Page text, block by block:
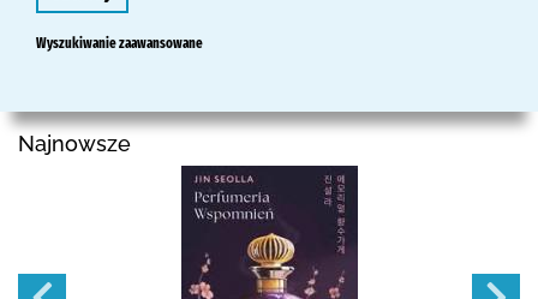
Wyszukiwanie zaawansowane
Najnowsze